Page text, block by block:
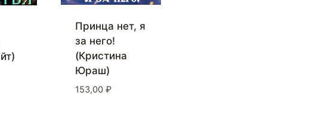
Принца нет, я
за него!
(Кристина
Юраш)
153,00 ₽